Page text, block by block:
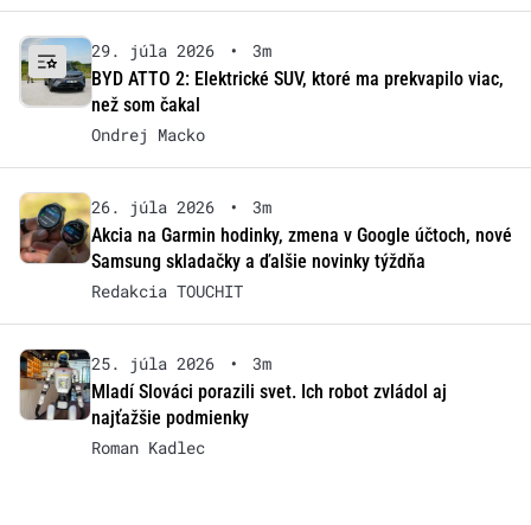
29. júla 2026 •
3m
BYD ATTO 2: Elektrické SUV, ktoré ma prekvapilo viac,
než som čakal
Ondrej Macko
26. júla 2026 •
3m
Akcia na Garmin hodinky, zmena v Google účtoch, nové
Samsung skladačky a ďalšie novinky týždňa
Redakcia TOUCHIT
25. júla 2026 •
3m
Mladí Slováci porazili svet. Ich robot zvládol aj
najťažšie podmienky
Roman Kadlec